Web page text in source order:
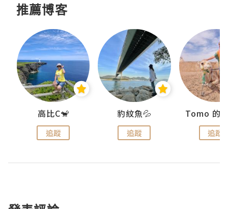
推薦博客
高比C🐒
追蹤
豹紋魚💦
追蹤 追蹤